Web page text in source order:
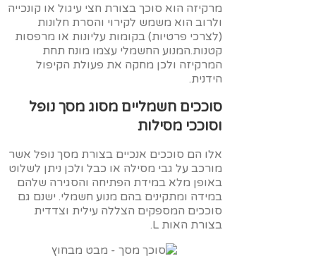
מרקיזה הוא סוכך בצורת חצי עיגול או קונכייה
ולרוב הוא משמש לקירוי והסרת חלונות
(לצרכי פרטיות) בקומות עליונות או מרפסות
קטנות.המנוע החשמלי עצמו מונח תחת
המרקיזה ולכן מחקה את פעולת הקיפול
הידנית.
סוככים חשמליים מסוג מסך נופל
וסוככי מסילות
אלו הם סוככים אנכיים בצורת מסך נופל אשר
מורכב על גבי מסילה או כבל ולכן ניתן לשלוט
באופן מלא במידת הפתיחה והסגירה שלהם
במידה ומתקינים בהם מנוע חשמלי. ישנם גם
סוככים המספקים הצללה עילית וצדדית
בצורת האות L.